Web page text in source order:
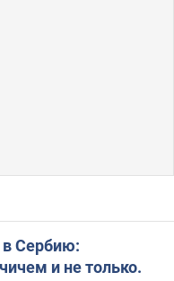
Сербию:
и не только.